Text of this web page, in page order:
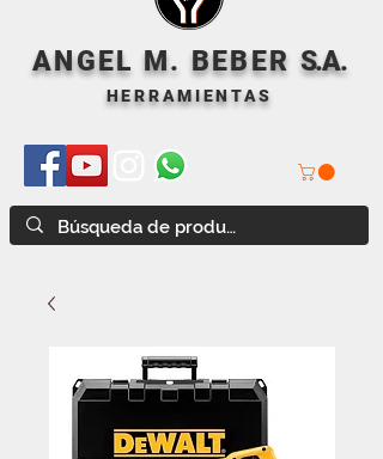
ANGEL M. BEBER S.A.
HERRAMIENTAS